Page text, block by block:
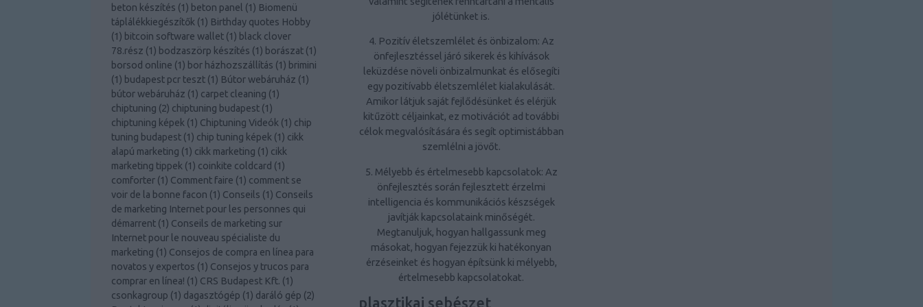
beton készítés (1) beton panel (1) Biomenü
táplálékkiegészítők (1) Birthday quotes Hobby
(1) bitcoin software wallet (1) black clover
78.rész (1) bodzaszörp készítés (1) borászat (1)
borsod online (1) bor házhozszállítás (1) brimini
(1) budapest pcr teszt (1) Bútor webáruház (1)
bútor webáruház (1) carpet cleaning (1)
chiptuning (2) chiptuning budapest (1)
chiptuning képek (1) Chiptuning Videók (1) chip
tuning budapest (1) chip tuning képek (1) cikk
alapú marketing (1) cikk marketing (1) cikk
marketing tippek (1) coinkite coldcard (1)
comforter (1) Comment faire (1) comment se
voir de la bonne facon (1) Conseils (1) Conseils
de marketing Internet pour les personnes qui
démarrent (1) Conseils de marketing sur
Internet pour le nouveau spécialiste du
marketing (1) Consejos de compra en línea para
novatos y expertos (1) Consejos y trucos para
comprar en línea! (1) CRS Budapest Kft. (1)
csonkagroup (1) dagasztógép (1) daráló gép (2)
jólétünket is.
4. Pozitív életszemlélet és önbizalom: Az
önfejlesztéssel járó sikerek és kihívások
leküzdése növeli önbizalmunkat és elősegíti
egy pozitívabb életszemlélet kialakulását.
Amikor látjuk saját fejlődésünket és elérjük
kitűzött céljainkat, ez motivációt ad további
célok megvalósítására és segít optimistábban
szemlélni a jövőt.
5. Mélyebb és értelmesebb kapcsolatok: Az
önfejlesztés során fejlesztett érzelmi
intelligencia és kommunikációs készségek
javítják kapcsolataink minőségét.
Megtanuljuk, hogyan hallgassunk meg
másokat, hogyan fejezzük ki hatékonyan
érzéseinket és hogyan építsünk ki mélyebb,
értelmesebb kapcsolatokat.
plasztikai sebészet